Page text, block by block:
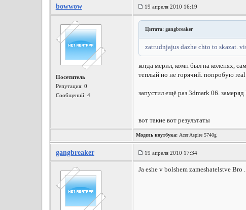
bowwow 19 апреля 2010 16:19
Посетитель
Репутация: 0
Сообщений: 4
Цитата: gangbreaker
zatrudnjajus dazhe chto to skazat.
когда мерил, комп был на коленях,
теплый но не горячий. попробую
запустил ещё раз 3dmark 06.
вот такие вот результаты
Модель ноутбука:Acer Aspire 5740g
gangbreaker 19 апреля 2010 17:34
Ja eshe v bolshem zameshatelstve Bro